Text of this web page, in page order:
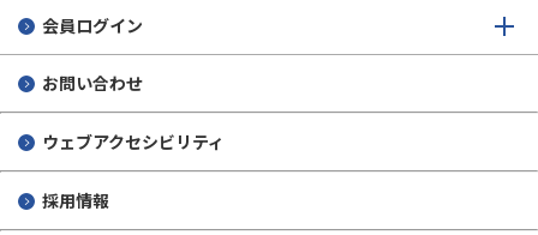
会員ログイン
お問い合わせ
ウェブアクセシビリティ
採用情報